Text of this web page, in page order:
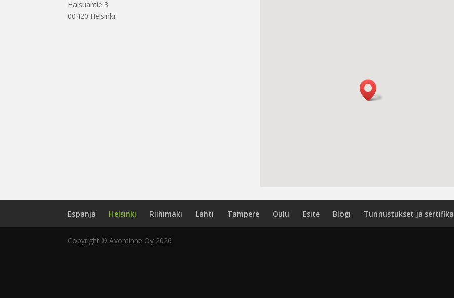
Halsuantie 3
00420 Helsinki
Espanja Helsinki Riihimäki Lahti Tampere Oulu Esite Blogi Tunnustukset ja
Copyright © Avominne Oy 2026